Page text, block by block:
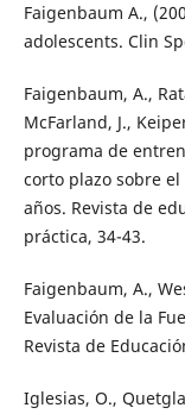
Faigenbaum A.,
adolescents. Clin
Faigenbaum, A.,
McFarland, J.,
programa de
corto plazo sobre
años. Revista de
práctica, 34-43.
Faigenbaum, A.,
Evaluación de la
Revista de
Iglesias, O.,